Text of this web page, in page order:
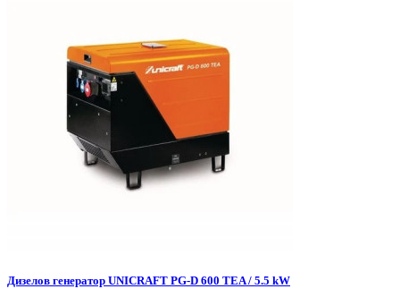
Дизелов генератор UNICRAFT PG-D 600 TEA / 5.5 kW